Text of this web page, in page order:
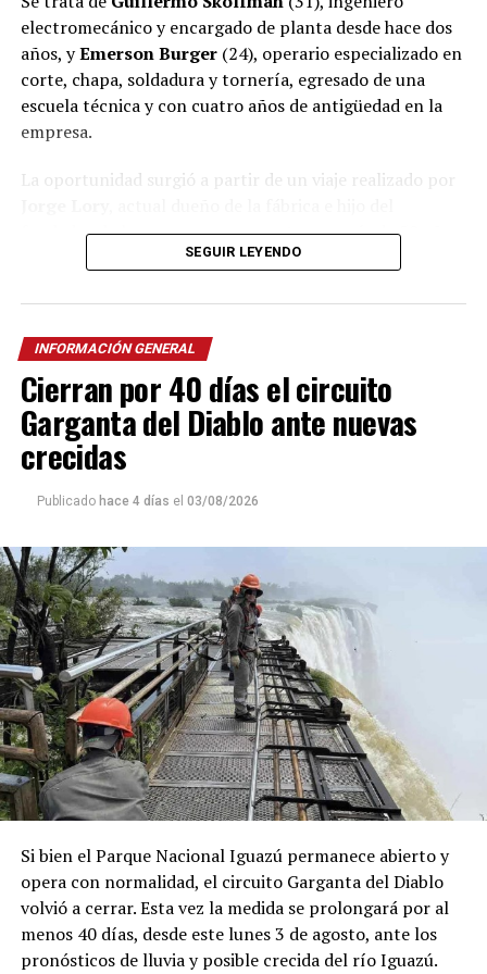
Ver esta publicación en Instagram
electromecánico y encargado de planta desde hace dos
años, yEmerson Burger(24), operario especializado en
corte, chapa, soldadura y tornería, egresado de una
escuela técnica y con cuatro años de antigüedad en la
empresa.
La oportunidad surgió a partir de un viaje realizado por
fundador de la empresa, que cuenta con más de 50 años
Oberá.
Una oportunidad nacida en la
Agritechnica
Lory relató que el año pasado viajó a Alemania para
visitar Agritechnica, la principal feria internacional de
maquinaria agrícola. Allí estuvo acompañado por los
quienes mantenían vínculos con el instituto
1926.
“Cuando vi los talleres, los tractores, los tornos, la
soldadura y toda la infraestructura de capacitación
pensé inmediatamente en nuestros chicos. Me pareció
un sistema muy práctico y una experiencia que podía
marcarles el futuro”, contó Lory.
A partir de ese contacto, el director del instituto le
ofreciódos becas de capacitacióngratuita por un mes
para operarios de la empresa, con la condición de que
cubriera los pasajes aéreos.La propuesta fue aceptada
de inmediato.
“Mi esposa es profesora de alemán en una escuela
técnica. Esa misma noche la llamé desde Alemania y
SEGUIR LEYENDO
INFORMACIÓN GENERAL
Cierran por 40 días el circuito
Garganta del Diablo ante nuevas
crecidas
Publicado hace 4 días el 03/08/2026
Si bien el Parque Nacional Iguazú permanece abierto y
opera con normalidad, el circuito Garganta del Diablo
volvió a cerrar. Esta vez la medida se prolongará por al
menos 40 días, desde este lunes 3 de agosto, ante los
pronósticos de lluvia y posible crecida del río Iguazú.